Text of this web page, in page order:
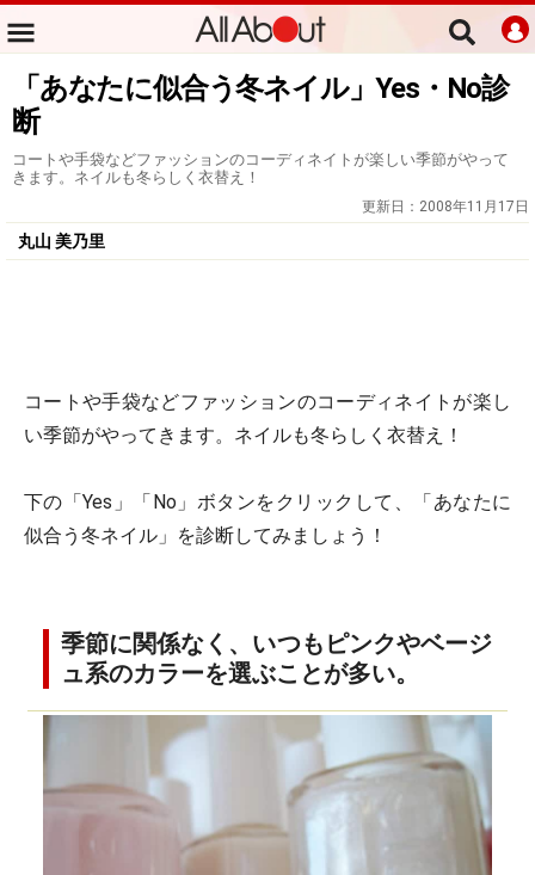
「あなたに似合う冬ネイル」Yes・No診
断
コートや手袋などファッションのコーディネイトが楽しい季節がやって
きます。ネイルも冬らしく衣替え！
更新日： 2008年11月17日
丸山 美乃里
コートや手袋などファッションのコーディネイトが楽し
い季節がやってきます。ネイルも冬らしく衣替え！
下の「Yes」「No」ボタンをクリックして、「あなたに
似合う冬ネイル」を診断してみましょう！
季節に関係なく、いつもピンクやベージ
ュ系のカラーを選ぶことが多い。